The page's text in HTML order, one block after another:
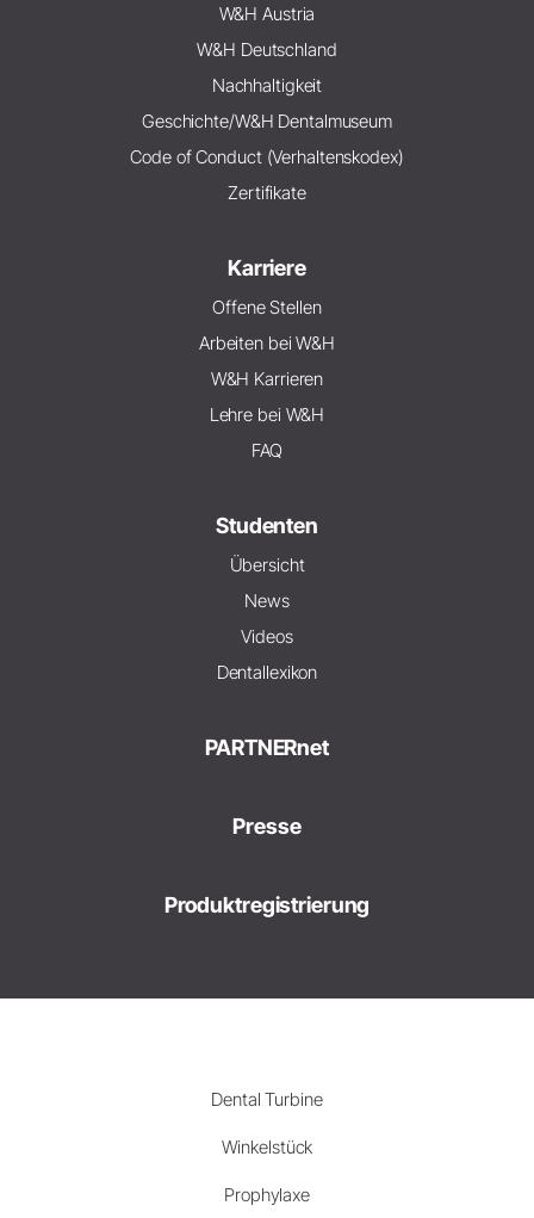
W&H Austria
W&H Deutschland
Nachhaltigkeit
Geschichte/W&H Dentalmuseum
Code of Conduct (Verhaltenskodex)
Zertifikate
Karriere
Offene Stellen
Arbeiten bei W&H
W&H Karrieren
Lehre bei W&H
FAQ
Studenten
Übersicht
News
Videos
Dentallexikon
PARTNERnet
Presse
Produktregistrierung
Dental Turbine
Winkelstück
Prophylaxe